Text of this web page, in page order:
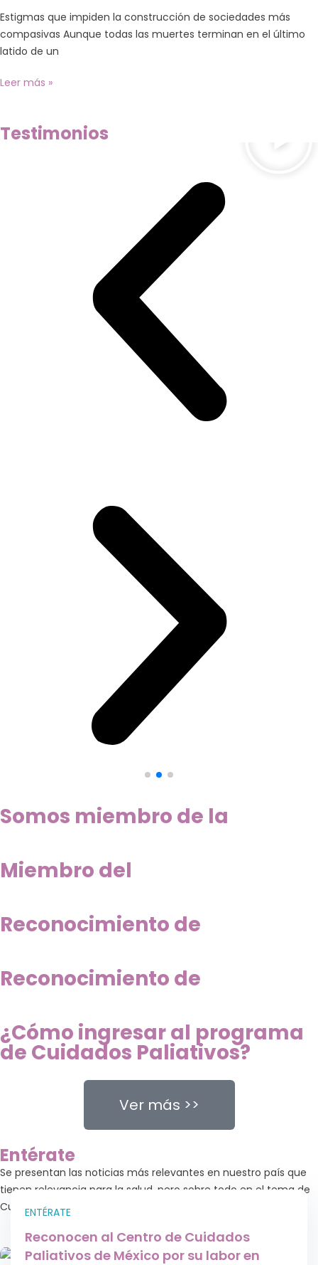
Estigmas que impiden la construcción de sociedades más
compasivas Aunque todas las muertes terminan en el último
latido de un
Leer más »
es integrante del Grupo de investigación de Cuidados
Paliativos perteneciente al Seminario de Estudios sobre la
Reconocimiento de
Reconocimiento de
¿Cómo ingresar al programa
de Cuidados Paliativos?
Ver más >>